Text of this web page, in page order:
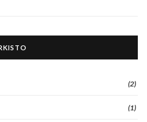
(2)
(1)